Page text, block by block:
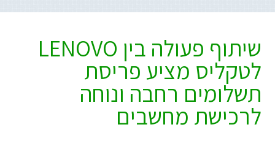
שיתוף פעולה בין LENOVO
לטקליס מציע פריסת
תשלומים רחבה ונוחה
לרכישת מחשבים